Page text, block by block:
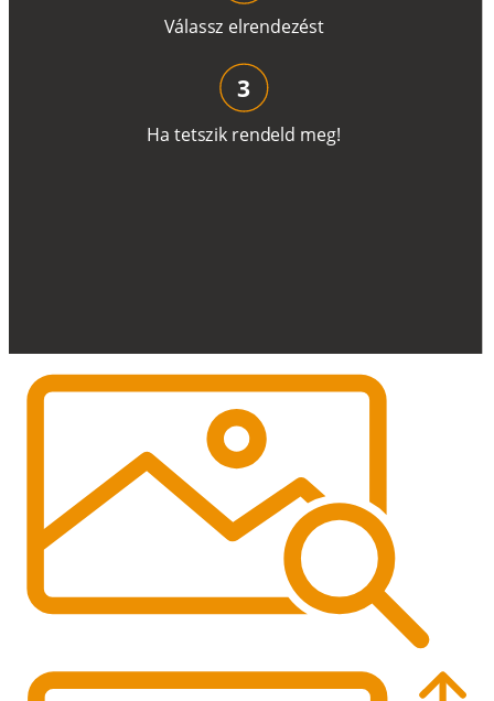
Válassz elrendezést
Ha tetszik rendeld meg!
3